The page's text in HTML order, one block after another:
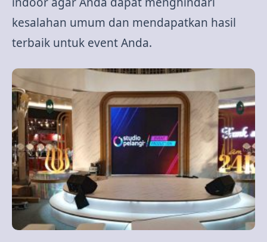
kesalahan umum dan mendapatkan hasil
terbaik untuk event Anda.